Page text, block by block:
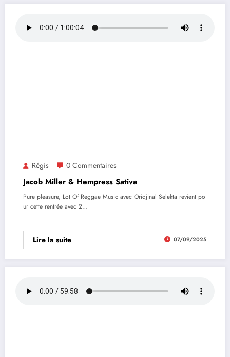
Régis 0 Commentaires
Jacob Miller & Hempress Sativa
Pure pleasure, Lot Of Reggae Music avec Oridjinal Selekta revient po
ur cette rentrée avec 2…
Lire la suite 07/09/2025